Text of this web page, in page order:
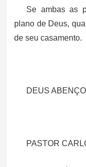
Se ambas as
plano de Deus,
de seu casamento.
DEUS
PASTOR